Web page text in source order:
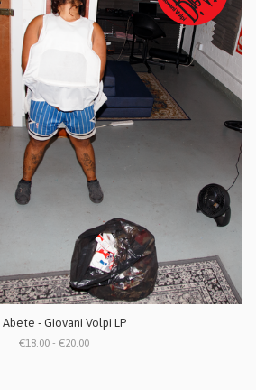
- Giovani Volpi LP
€18.00 - €20.00